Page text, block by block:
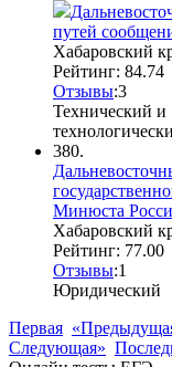
путей
Хабаровский
Рейтинг: 84.74
Отзывы:3
Технический и
380.
Минюста
Хабаровский
Рейтинг: 77.00
Отзывы:1
Юридический
Первая
Следующая»